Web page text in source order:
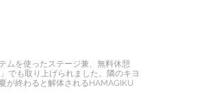
ムを使ったステージ兼、無料休憩
でも取り上げられました。隣のキヨ
が終わると解体されるHAMAGIKU